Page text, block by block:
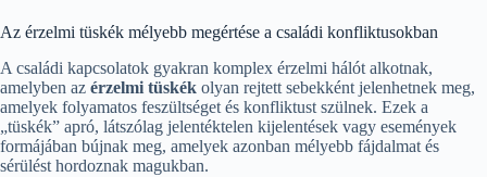
Az érzelmi tüskék mélyebb megértése a családi konfliktusokban
A családi kapcsolatok gyakran komplex érzelmi hálót alkotnak,
amelyben az érzelmi tüskék olyan rejtett sebekként jelenhetnek meg,
amelyek folyamatos feszültséget és konfliktust szülnek. Ezek a
„tüskék” apró, látszólag jelentéktelen kijelentések vagy események
formájában bújnak meg, amelyek azonban mélyebb fájdalmat és
sérülést hordoznak magukban.